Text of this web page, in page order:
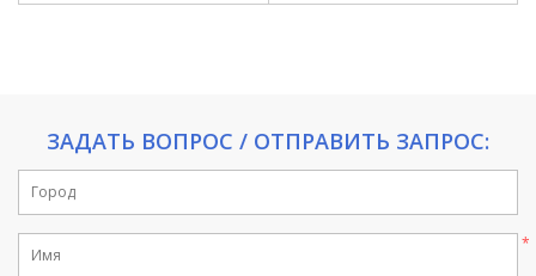
ЗАДАТЬ ВОПРОС / ОТПРАВИТЬ ЗАПРОС: